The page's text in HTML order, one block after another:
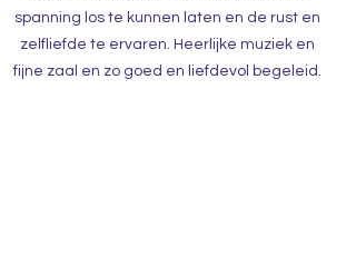
spanning los te kunnen laten en de rust en
zelfliefde te ervaren. Heerlijke muziek en
fijne zaal en zo goed en liefdevol begeleid.